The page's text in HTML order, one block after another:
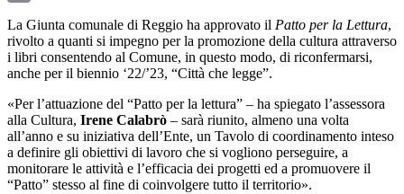
La Giunta comunale di Reggio ha approvato il Patto per la Lettura,
rivolto a quanti si impegno per la promozione della cultura attraverso
i libri consentendo al Comune, in questo modo, di riconfermarsi,
anche per il biennio ‘22/’23, “Città che legge”.
«Per l’attuazione del “Patto per la lettura” – ha spiegato l’assessora
alla Cultura, Irene Calabrò – sarà riunito, almeno una volta
all’anno e su iniziativa dell’Ente, un Tavolo di coordinamento inteso
a definire gli obiettivi di lavoro che si vogliono perseguire, a
monitorare le attività e l’efficacia dei progetti ed a promuovere il
“Patto” stesso al fine di coinvolgere tutto il territorio».